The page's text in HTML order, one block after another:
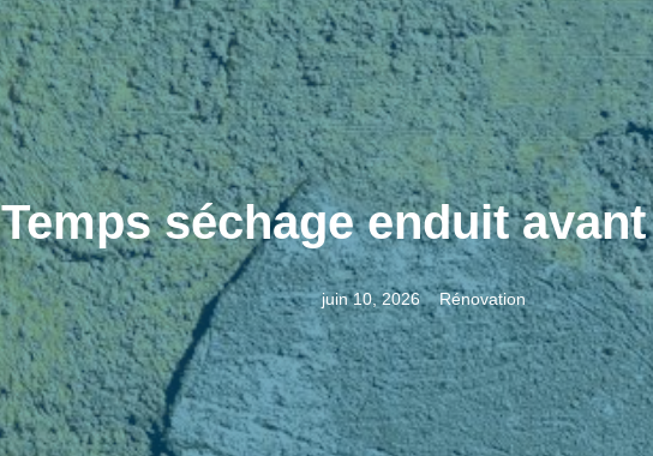
Temps séchage enduit
juin 10, 2026 Rénovation